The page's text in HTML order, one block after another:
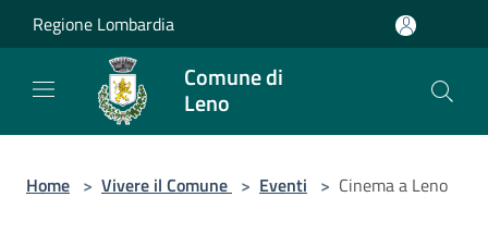
Salta al contenuto principale
Regione Lombardia
Comune di
Leno
Home > Vivere il Comune > Eventi > Cinema a Leno